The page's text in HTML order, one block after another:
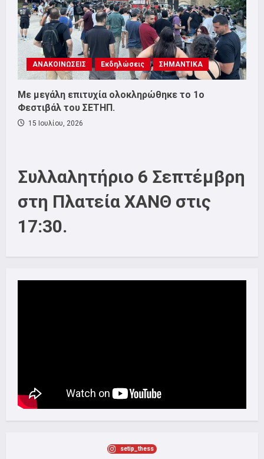
ΑΝΑΚΟΙΝΩΣΕΙΣ Εκδηλώσεις ΣΗΜΑΝΤΙΚΑ
Με μεγάλη επιτυχία ολοκληρώθηκε το 1ο
Φεστιβάλ του ΣΕΤΗΠ.
15 Ιουλίου, 2026
Συλλαλητήριο 6 Σεπτέμβρη
στη Πλατεία ΧΑΝΘ στις
17:30.
setip_thess